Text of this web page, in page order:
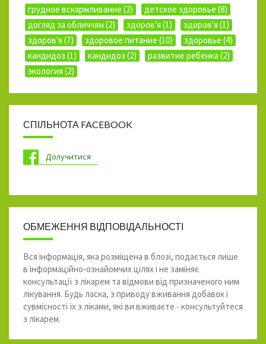
грудное вскармливание (2)
детское здоровье (8)
догляд за обличчям (2)
здоров'я (1)
здоров'я (1)
здоров'я (7)
здоровое питание (10)
здоровье (4)
кандидоз (1)
кандидоз (2)
развитие ребенка (2)
экология (2)
СПІЛЬНОТА FACEBOOK
Долучитися
ОБМЕЖЕННЯ ВІДПОВІДАЛЬНОСТІ
Вся інформація, яка розміщена в блозі, подається лише
в інформаційно-ознайомчих цілях і не заміняє
консультації з лікарем та відмови від призначеного ним
лікування. Будь ласка, з приводу вживання добавок і
сувмісності їх з ліками, які ви вживаєте - консультуйтеся
з лікарем.